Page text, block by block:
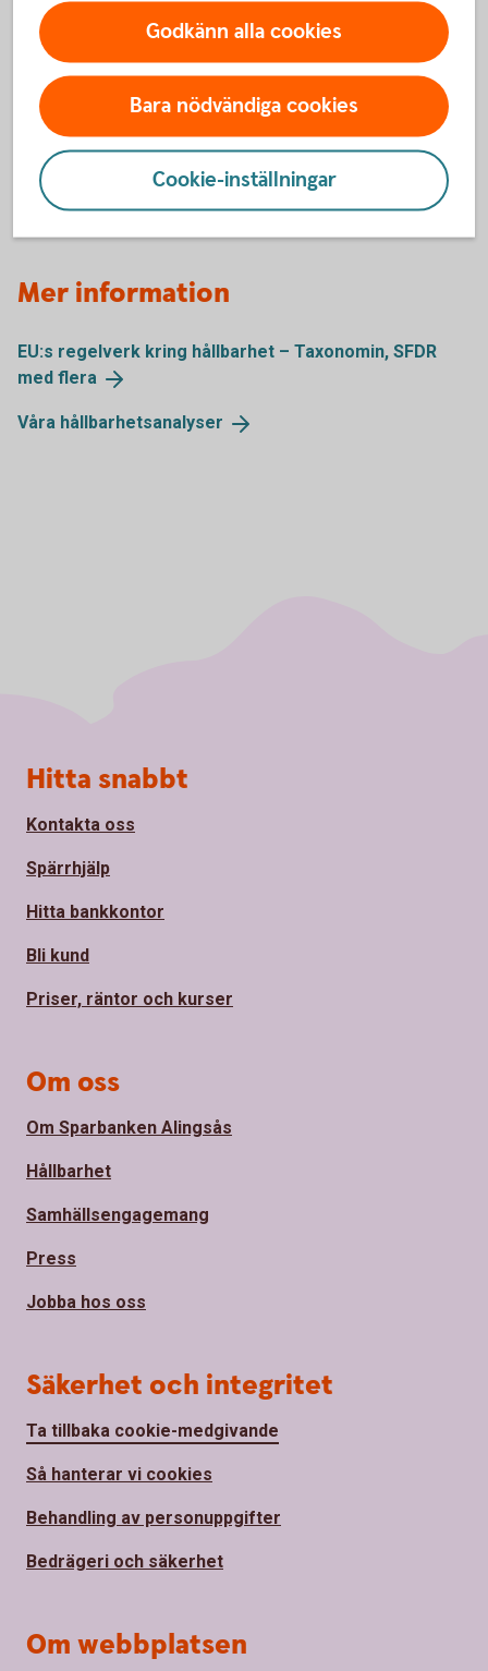
EU:s nya regelverk för finansmarknaden syftar till att
styra kapital mot hållbara investeringar för att nå
hållbarhetsmålen. Läs mer om taxonomin, SFDR,
MiFID2 och IDD.
EU:s nyaregelverk
Mer information
EU:s regelverk kring hållbarhet – Taxonomin, SFDR
med flera
Våra hållbarhetsanalyser
Godkänn alla cookies
Bara nödvändiga cookies
Cookie-inställningar
Sidfot
Hitta snabbt
Kontakta oss
Spärrhjälp
Hitta bankkontor
Bli kund
Priser, räntor och kurser
Om oss
Om Sparbanken Alingsås
Hållbarhet
Samhällsengagemang
Press
Jobba hos oss
Säkerhet och integritet
Ta tillbaka cookie-medgivande
Så hanterar vi cookies
Behandling av personuppgifter
Bedrägeri och säkerhet
Om webbplatsen